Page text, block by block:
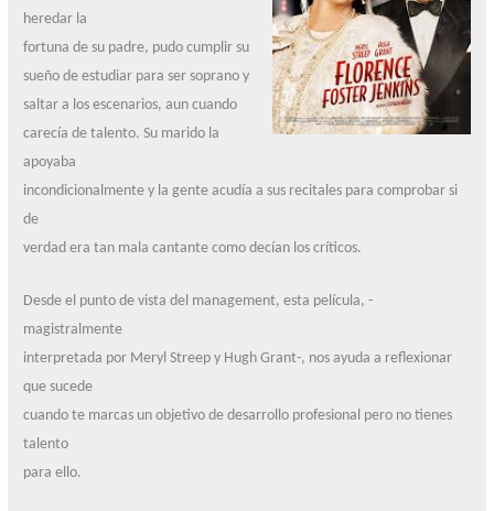
heredar la
fortuna de su padre, pudo cumplir su
sueño de estudiar para ser soprano y
saltar a los escenarios, aun cuando
carecía de talento. Su marido la
apoyaba
incondicionalmente y la gente acudía a sus recitales para comprobar si
de
verdad era tan mala cantante como decían los críticos.
Desde el punto de vista del management, esta película, -
magistralmente
interpretada por Meryl Streep y Hugh Grant-, nos ayuda a reflexionar
que sucede
cuando te marcas un objetivo de desarrollo profesional pero no tienes
talento
para ello.